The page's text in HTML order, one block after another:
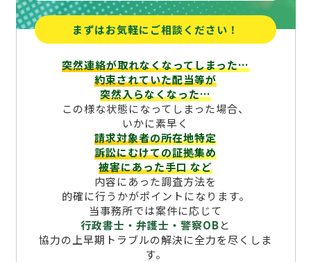
まずはお気軽にご相談ください！
突然連絡が取れなくなってしまった…
約束されていた配当等が
突然入らなくなった…
この様な状態になってしまった場合、
いかに素早く
請求対象者の所在地特定
訴訟にむけての証拠集め
被害にあった手口など
内容にあった調査方法を
的確に行うかがポイントになります。
当事務所では案件に応じて
行政書士・弁護士・警察OBと
協力の上早期トラブルの解決に全力を尽くしま
す。